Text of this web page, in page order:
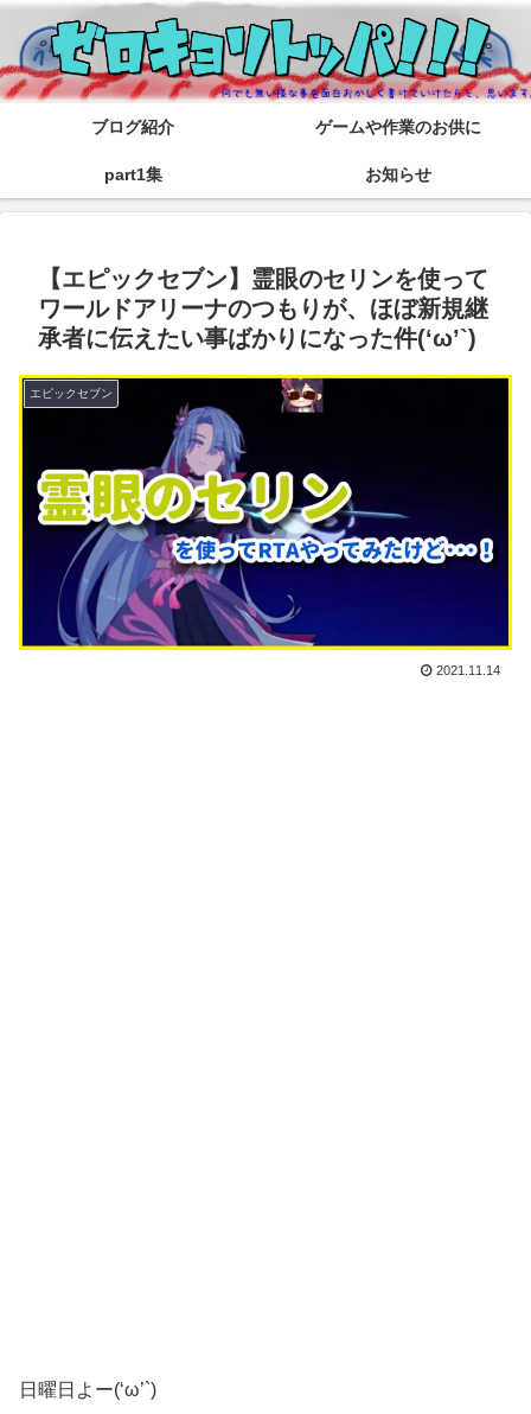
ブログ紹介 ゲームや作業のお供に
part1集 お知らせ
【エピックセブン】霊眼のセリンを使って
ワールドアリーナのつもりが、ほぼ新規継
承者に伝えたい事ばかりになった件(‘ω’`)
エピックセブン
2021.11.14
日曜日よー(‘ω’`)